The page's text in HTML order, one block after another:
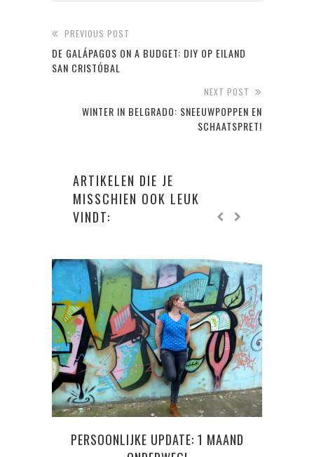
PREVIOUS POST
DE GALÁPAGOS ON A BUDGET: DIY OP EILAND
SAN CRISTÓBAL
NEXT POST
WINTER IN BELGRADO: SNEEUWPOPPEN EN
SCHAATSPRET!
ARTIKELEN DIE JE
MISSCHIEN OOK LEUK
VINDT:
PERSOONLIJKE UPDATE: 1 MAAND